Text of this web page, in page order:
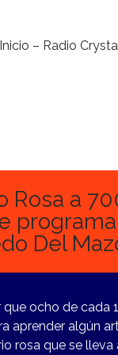
Inicio – Radio
Rosa a
Del
que ocho de cada
aprender algún
rosa que se lleva